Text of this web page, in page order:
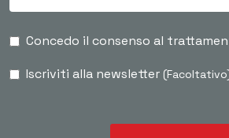
Concedo il consenso al
Iscriviti alla newsletter